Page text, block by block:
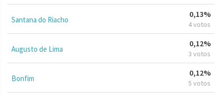
Santana do Riacho
0,13%
4 votos
Augusto de Lima
0,12%
3 votos
Bonfim
0,12%
5 votos